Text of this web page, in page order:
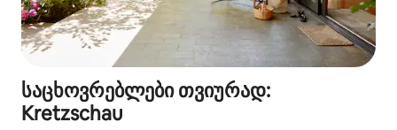
საცხოვრებლები თვიურად:
Kretzschau